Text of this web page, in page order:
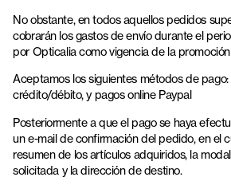
No obstante, en todos aquellos pedidos
cobrarán los gastos de envío durante el
por Opticalia como vigencia de la
Aceptamos los siguientes métodos de pago:
crédito/débito, y pagos online Paypal
Posteriormente a que el pago se haya
un e-mail de confirmación del pedido, en el
resumen de los artículos adquiridos, la
solicitada y la dirección de destino.